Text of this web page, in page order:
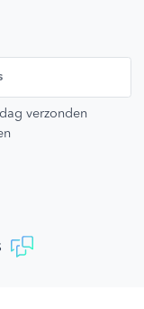
verzonden